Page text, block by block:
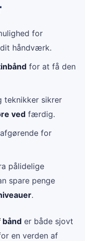
for
håndværk.
for at få den
teknikker sikrer
ved færdig.
for
pålidelige
spare penge
.
bånd er både sjovt
en verden af